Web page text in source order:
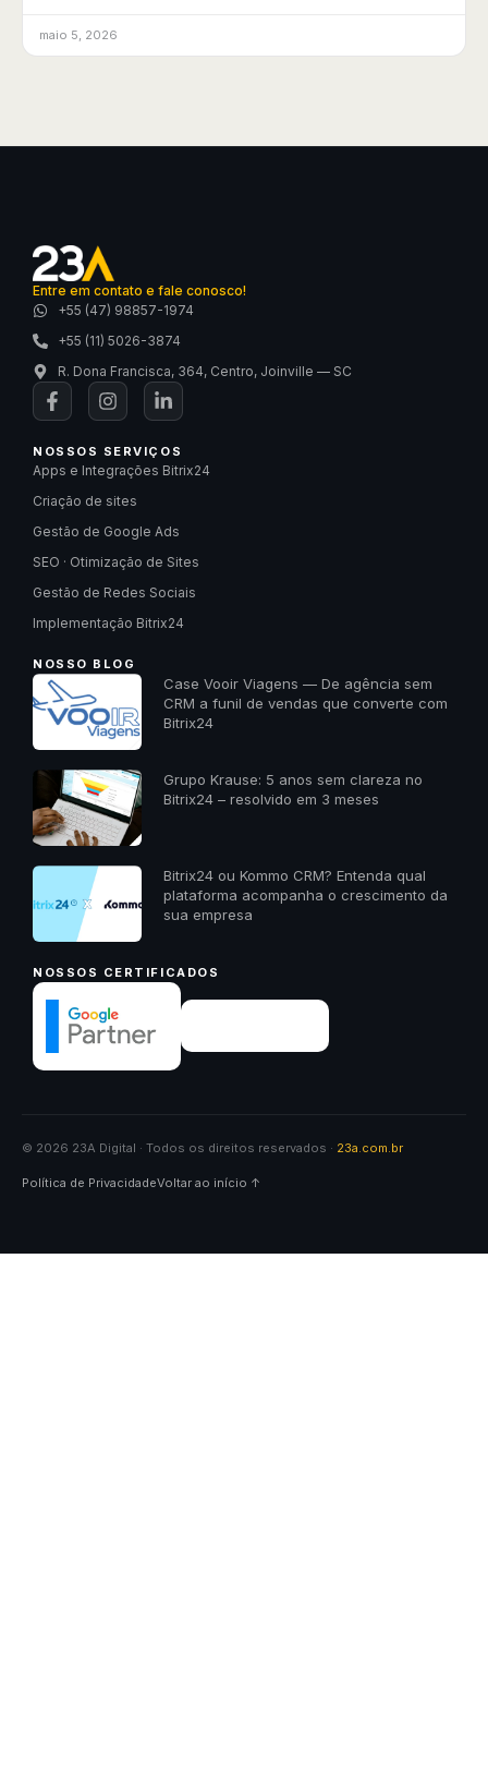
maio 5, 2026
Entre em contato e fale conosco!
+55 (47) 98857-1974
+55 (11) 5026-3874
R. Dona Francisca, 364, Centro, Joinville — SC
NOSSOS SERVIÇOS
Apps e Integrações Bitrix24
Criação de sites
Gestão de Google Ads
SEO · Otimização de Sites
Gestão de Redes Sociais
Implementação Bitrix24
NOSSO BLOG
Case Vooir Viagens — De agência sem
CRM a funil de vendas que converte com
Bitrix24
Grupo Krause: 5 anos sem clareza no
Bitrix24 – resolvido em 3 meses
Bitrix24 ou Kommo CRM? Entenda qual
plataforma acompanha o crescimento da
sua empresa
NOSSOS CERTIFICADOS
© 2026 23A Digital · Todos os direitos reservados · 23a.com.br
Política de PrivacidadeVoltar ao início ↑